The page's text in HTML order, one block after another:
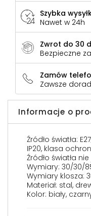
Szybka
Nawet w 24h
Zwrot do 30
Bezpieczne
Zamów
Zawsze
Informacje o
Źródło światła:
IP20, klasa
Źródło światła
Wymiary: 30/30/
Wymiary klosza:
Materiał: stal,
Kolor: biały,